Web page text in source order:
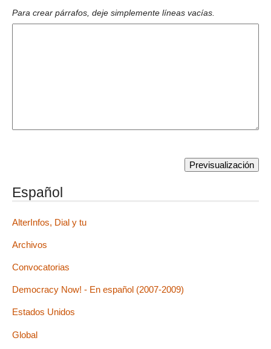
Para crear párrafos, deje simplemente líneas vacías.
Español
AlterInfos, Dial y tu
Archivos
Convocatorias
Democracy Now! - En español (2007-2009)
Estados Unidos
Global